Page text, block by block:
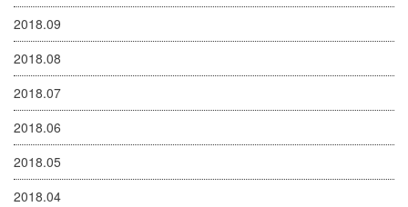
2018.09
2018.08
2018.07
2018.06
2018.05
2018.04